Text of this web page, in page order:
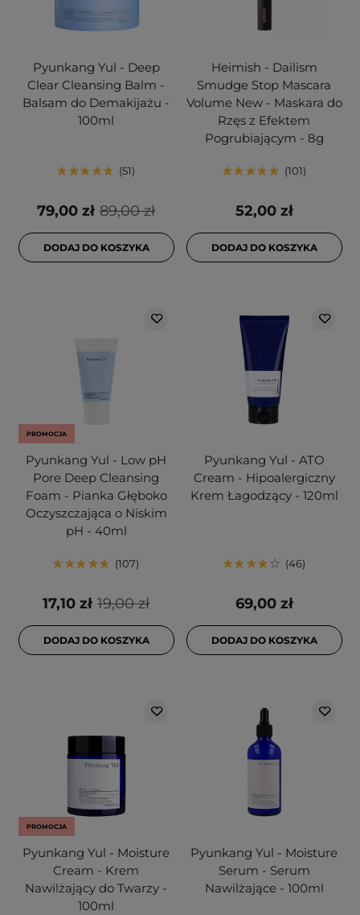
Pyunkang Yul - Deep
Clear Cleansing Balm -
Balsam do Demakijażu -
100ml
51
89,00 zł
79,00 zł
DODAJ DO KOSZYKA
Heimish - Dailism
Smudge Stop Mascara
Volume New - Maskara do
Rzęs z Efektem
Pogrubiającym - 8g
101
52,00 zł
DODAJ DO KOSZYKA
PROMOCJA
Pyunkang Yul - Low pH
Pore Deep Cleansing
Foam - Pianka Głęboko
Oczyszczająca o Niskim
pH - 40ml
107
19,00 zł
17,10 zł
DODAJ DO KOSZYKA
Pyunkang Yul - ATO
Cream - Hipoalergiczny
Krem Łagodzący - 120ml
46
69,00 zł
DODAJ DO KOSZYKA
PROMOCJA
Pyunkang Yul - Moisture
Cream - Krem
Nawilżający do Twarzy -
100ml
Pyunkang Yul - Moisture
Serum - Serum
Nawilżające - 100ml